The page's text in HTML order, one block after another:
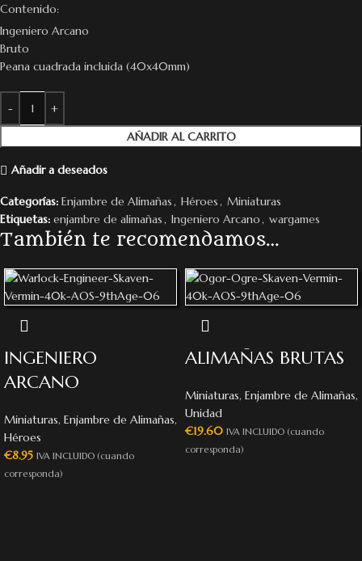
Contenido:
Ingeniero Arcano
Bruto
Peana cuadrada incluida (40x40mm)
AÑADIR AL CARRITO
Añadir a deseados
Categorías: Enjambre de Alimañas, Héroes, Miniaturas
Etiquetas: enjambre de alimañas, Ingeniero Arcano, wargames
También te recomendamos…
INGENIERO
ARCANO
Miniaturas, Enjambre de Alimañas,
Héroes
€8.95 IVA INCLUIDO (cuando
corresponda)
ALIMAÑAS BRUTAS
Miniaturas, Enjambre de Alimañas,
Unidad
€19.60 IVA INCLUIDO (cuando
corresponda)